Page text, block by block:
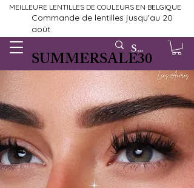
MEILLEURE LENTILLES DE COULEURS EN BELGIQUE
Commande de lentilles jusqu'au 20
août
SUMMERSALE30